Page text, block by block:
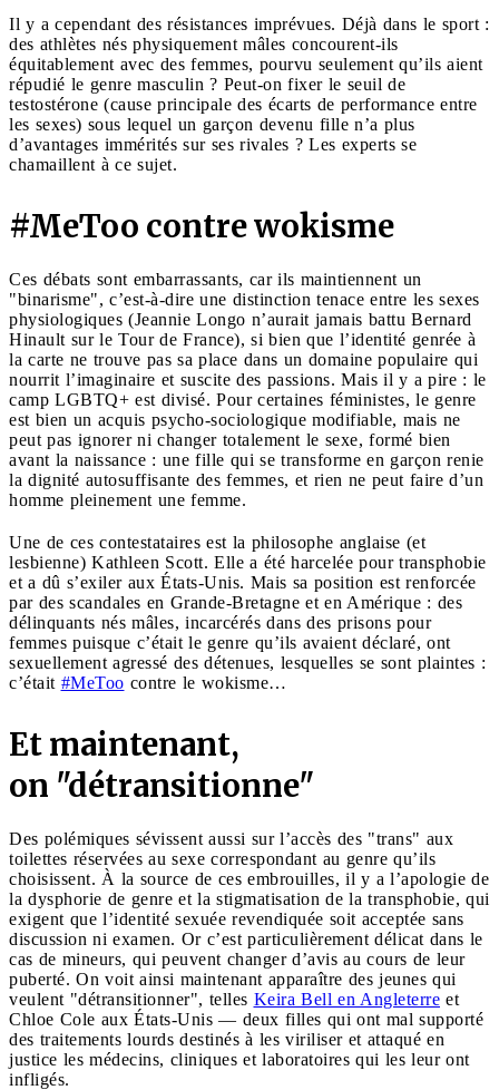
Il y a cependant des résistances imprévues. Déjà dans le sport :
des athlètes nés physiquement mâles concourent-ils
équitablement avec des femmes, pourvu seulement qu’ils aient
répudié le genre masculin ? Peut-on fixer le seuil de
testostérone (cause principale des écarts de performance entre
les sexes) sous lequel un garçon devenu fille n’a plus
d’avantages immérités sur ses rivales ? Les experts se
chamaillent à ce sujet.
#MeToo contre wokisme
Ces débats sont embarrassants, car ils maintiennent un
"binarisme", c’est-à-dire une distinction tenace entre les sexes
physiologiques (Jeannie Longo n’aurait jamais battu Bernard
Hinault sur le Tour de France), si bien que l’identité genrée à
la carte ne trouve pas sa place dans un domaine populaire qui
nourrit l’imaginaire et suscite des passions. Mais il y a pire : le
camp LGBTQ+ est divisé. Pour certaines féministes, le genre
est bien un acquis psycho-sociologique modifiable, mais ne
peut pas ignorer ni changer totalement le sexe, formé bien
avant la naissance : une fille qui se transforme en garçon renie
la dignité autosuffisante des femmes, et rien ne peut faire d’un
homme pleinement une femme.
Une de ces contestataires est la philosophe anglaise (et
lesbienne) Kathleen Scott. Elle a été harcelée pour transphobie
et a dû s’exiler aux États-Unis. Mais sa position est renforcée
par des scandales en Grande-Bretagne et en Amérique : des
délinquants nés mâles, incarcérés dans des prisons pour
femmes puisque c’était le genre qu’ils avaient déclaré, ont
sexuellement agressé des détenues, lesquelles se sont plaintes :
c’était #MeToo contre le wokisme…
Et maintenant,
on "détransitionne"
Des polémiques sévissent aussi sur l’accès des "trans" aux
toilettes réservées au sexe correspondant au genre qu’ils
choisissent. À la source de ces embrouilles, il y a l’apologie de
la dysphorie de genre et la stigmatisation de la transphobie, qui
exigent que l’identité sexuée revendiquée soit acceptée sans
discussion ni examen. Or c’est particulièrement délicat dans le
cas de mineurs, qui peuvent changer d’avis au cours de leur
puberté. On voit ainsi maintenant apparaître des jeunes qui
veulent "détransitionner", telles Keira Bell en Angleterre et
Chloe Cole aux États-Unis — deux filles qui ont mal supporté
des traitements lourds destinés à les viriliser et attaqué en
justice les médecins, cliniques et laboratoires qui les leur ont
infligés.